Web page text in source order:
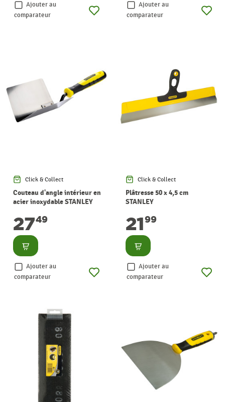
Ajouter au
comparateur
Ajouter au
comparateur
Click & Collect
Couteau d'angle intérieur en
acier inoxydable STANLEY
2749
Consulter
Ajouter au
comparateur
Click & Collect
Plâtresse 50 x 4,5 cm
STANLEY
2199
Consulter
Ajouter au
comparateur